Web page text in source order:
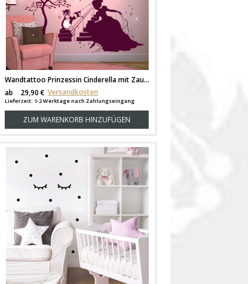
Wandtattoo Prinzessin Cinderella mit Zauberbaum Waschbär Hase und fluoreszierende Sterne M1716
ab
29,90 € Versandkosten
Lieferzeit: 1-2 Werktage nach Zahlungseingang
ZUM WARENKORB HINZUFÜGEN